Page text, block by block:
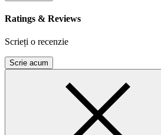
Ratings & Reviews
Scrieți o recenzie
Scrie acum